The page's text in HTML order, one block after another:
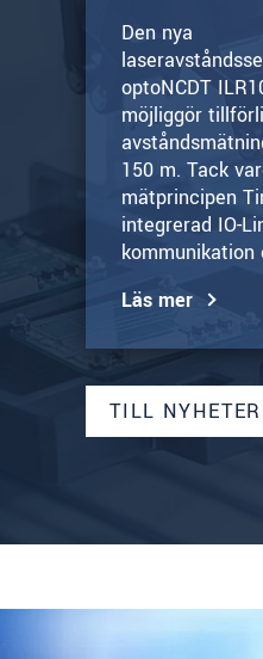
Den nya
optoNCDT
möjliggör
150 m. Tack
mätprincipen
integrerad IO-
Läs mer
TILL